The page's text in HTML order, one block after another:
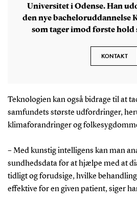
Universitet i Odense. Han
den nye bacheloruddannelse
som tager imod første hold
KONTAKT
Teknologien kan også bidrage til at
samfundets største udfordringer,
klimaforandringer og
– Med kunstig intelligens kan man
sundhedsdata for at hjælpe med at
tidligt og forudsige, hvilke
effektive for en given patient, siger